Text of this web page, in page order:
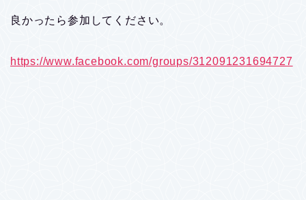
良かったら参加してください。
https://www.facebook.com/groups/312091231694727